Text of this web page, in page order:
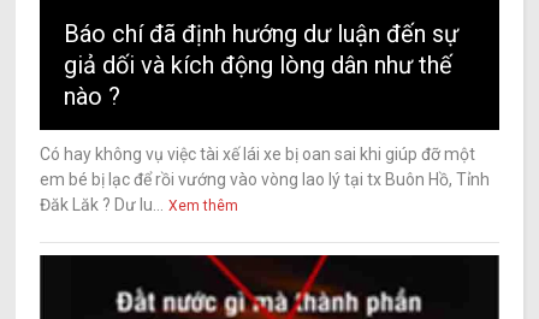
Báo chí đã định hướng dư luận đến sự
giả dối và kích động lòng dân như thế
nào ?
Có hay không vụ việc tài xế lái xe bị oan sai khi giúp đỡ một
em bé bị lạc để rồi vướng vào vòng lao lý tại tx Buôn Hồ, Tỉnh
Đăk Lăk ? Dư lu...
Xem thêm